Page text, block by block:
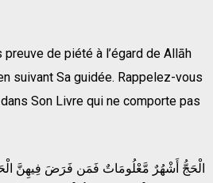
de piété à l’égard de Allāh
suivant Sa guidée. Rappelez-vous
Son Livre qui ne comporte pas